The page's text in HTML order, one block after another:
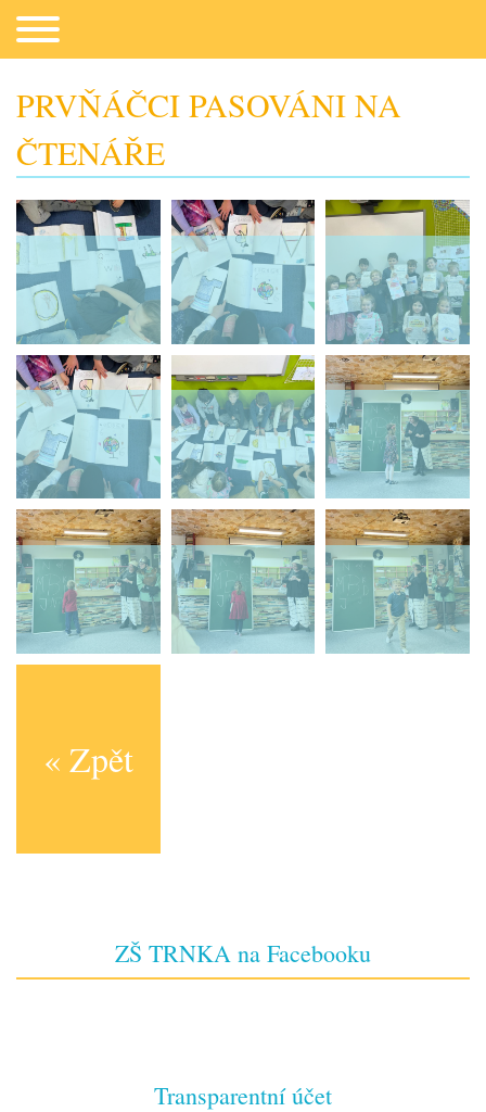
Co potřebujeme
Fotogalerie
Kontakt
PRVŇÁČCI PASOVÁNI NA
ČTENÁŘE
« Zpět
ZŠ TRNKA na Facebooku
Transparentní účet